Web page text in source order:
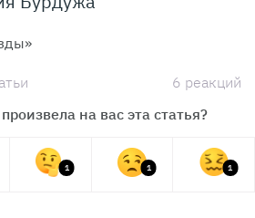
6 реакций
на вас эта статья?
1 1 1